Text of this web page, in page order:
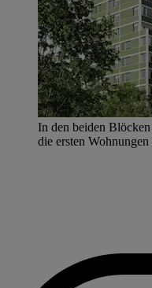
In den beiden
die ersten